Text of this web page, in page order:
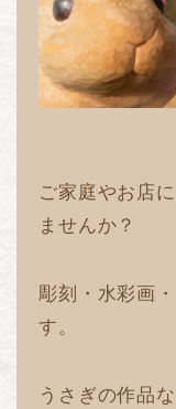
ご家庭やお店
ませんか？
彫刻・水彩画
す。
うさぎの作品